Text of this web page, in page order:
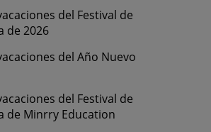
del Festival de
de 2026
del Año Nuevo
del Festival de
de Minrry Education